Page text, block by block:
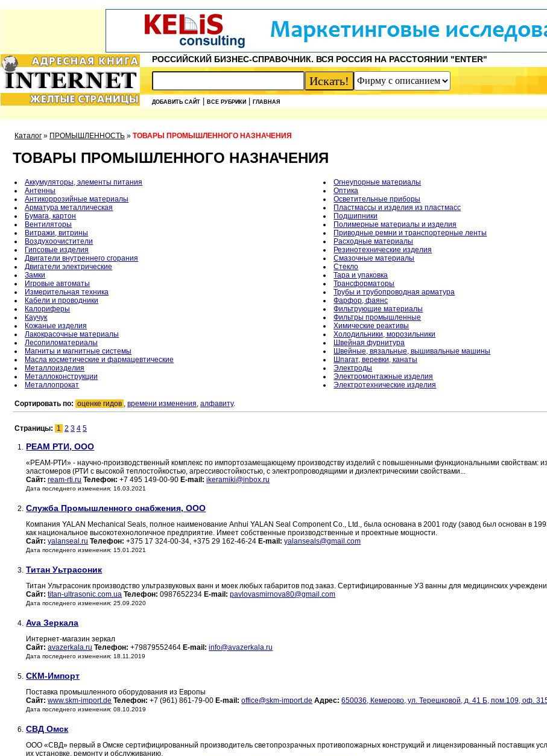
РОССИЙСКИЙ БИЗНЕС-СПРАВОЧНИК. ВСЯ РОССИЯ НА РАССТОЯНИИ "ENTER"
ДОБАВИТЬ САЙТ ВСЕ РУБРИКИ ГЛАВНАЯ
Каталог » ПРОМЫШЛЕННОСТЬ » ТОВАРЫ ПРОМЫШЛЕННОГО НАЗНАЧЕНИЯ
ТОВАРЫ ПРОМЫШЛЕННОГО НАЗНАЧЕНИЯ
Аккумуляторы, элементы питания
Антенны
Антикоррозийные материалы
Арматура металлическая
Бумага, картон
Вентиляторы
Витражи, витрины
Воздухоочистители
Гипсовые изделия
Двигатели внутреннего сгорания
Двигатели электрические
Замки
Игровые автоматы
Измерительная техника
Кабели и проводники
Калориферы
Каучук
Кожаные изделия
Лакокрасочные материалы
Лесопиломатериалы
Магниты и магнитные системы
Масла косметические и фармацевтические
Металлоизделия
Металлоконструкции
Металлопрокат
Огнеупорные материалы
Оптика
Осветительные приборы
Пластмассы и изделия из пластмасс
Подшипники
Полимерные материалы и изделия
Приводные ремни и транспортерные ленты
Расходные материалы
Резинотехнические изделия
Смазочные материалы
Стекло
Тара и упаковка
Трансформаторы
Трубы и трубопроводная арматура
Фарфор, фаянс
Фильтрующие материалы
Фильтры промышленные
Химические реактивы
Холодильники, морозильники
Швейная фурнитура
Швейные, вязальные, вышивальные машины
Шпагат, веревки, канаты
Электроды
Электромонтажные изделия
Электротехнические изделия
Сортировать по: оценке гидов , времени изменения, алфавиту.
Страницы: 1 2 3 4 5
1. РEАМ РТИ, ООО
«РЕАМ-РТИ» - научно-производственный комплекс по импортозамещающему производству изделий с повышенными функциональными свойствам: из
эластомеров (РТИ с высокой теплостойкостью, агрессивостойкостью, с электропроводящими и диэлектрическими свойствами...
Сайт: ream-rti.ru Телефон: +7 495 149-00-90 E-mail: ikeramiki@inbox.ru
Дата последнего изменения: 16.03.2021
2. Служба Промышленного снабжения, ООО
Компания YALAN Mechanical Seals, полное наименование Anhui YALAN Seal Component Co., Ltd., была основана в 2001 году (завод был основан в
как национальное высокотехнологичное предприятие. Имеет собственные производственные и проектные мощности.
Сайт: yalanseal.ru Телефон: +375 17 324-00-34, +375 29 162-46-24 E-mail: yalanseals@gmail.com
Дата последнего изменения: 15.01.2021
3. Титан Уьтрасоник
Титан Ультрасоник производство ультразвуковых ванн и моек любых габаритов под заказ. Сертифицированные УЗ ванны для медицинских
Сайт: titan-ultrasonic.com.ua Телефон: 0987652234 E-mail: pavlovasmirnova80@gmail.com
Дата последнего изменения: 25.09.2020
4. Ava Зеркала
Интернет-магазин зеркал
Сайт: avazerkala.ru Телефон: +79879552464 E-mail: info@avazerkala.ru
Дата последнего изменения: 18.11.2019
5. СКМ-Импорт
Поставка промышленного оборудования из Европы
Сайт: www.skm-import.de Телефон: +7 (961) 861-79-00 E-mail: office@skm-import.de Адрес: 650036, Кемерово, ул. Терешковой, д. 41 Б, пом.109, оф.
Дата последнего изменения: 08.10.2019
6. СВД Омск
ООО «СВД» первый в Омске сертифицированный производитель светопрозрачных противопожарных конструкций и лицензированный поставщик
их установке, ремонту и обслуживанию.